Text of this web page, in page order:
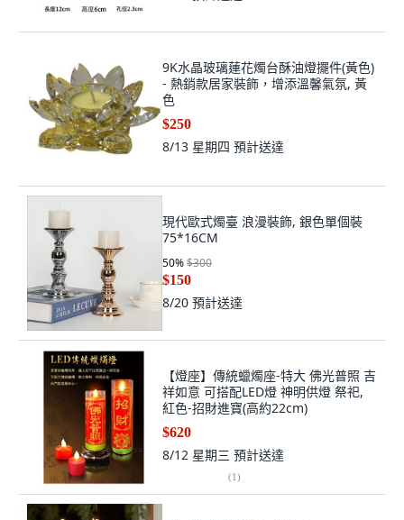
9K水晶玻璃蓮花燭台酥油燈擺件(黃色)
- 熱銷款居家裝飾，增添溫馨氣氛, 黃
色
$250
8/13 星期四 預計送達
現代歐式燭臺 浪漫裝飾, 銀色單個裝
75*16CM
50%$300
$150
8/20 預計送達
【燈座】傳統蠟燭座-特大 佛光普照 吉
祥如意 可搭配LED燈 神明供燈 祭祀,
紅色-招財進寶(高約22cm)
$620
8/12 星期三 預計送達
(1)